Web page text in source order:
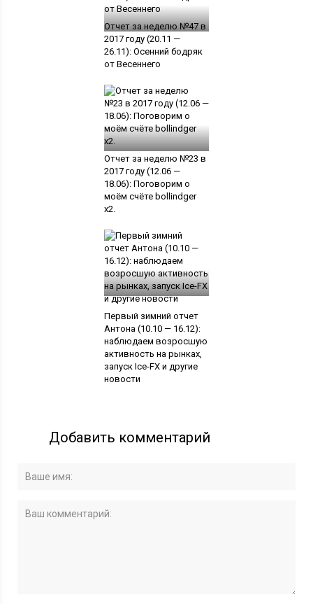
Отчет за неделю №47 в
2017 году (20.11 —
26.11): Осенний бодряк
от Весеннего
Отчет за неделю №23 в
2017 году (12.06 —
18.06): Поговорим о
моём счёте bollindger
x2.
Первый зимний отчет
Антона (10.10 — 16.12):
наблюдаем возросшую
активность на рынках,
запуск Ice-FX и другие
новости
Добавить комментарий